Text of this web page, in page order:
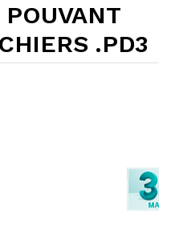
.PD3